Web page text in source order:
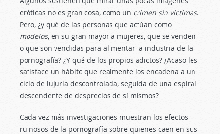
eróticas no es gran cosa, como un crimen sin víctimas.
Pero, ¿y qué de las personas que actúan como
modelos, en su gran mayoría mujeres, que se venden
o que son vendidas para alimentar la industria de la
pornografía? ¿Y qué de los propios adictos? ¿Acaso les
satisface un hábito que realmente los encadena a un
ciclo de lujuria descontrolada, seguida de una espiral
descendente de desprecios de sí mismos?
Cada vez más investigaciones muestran los efectos
ruinosos de la pornografía sobre quienes caen en sus